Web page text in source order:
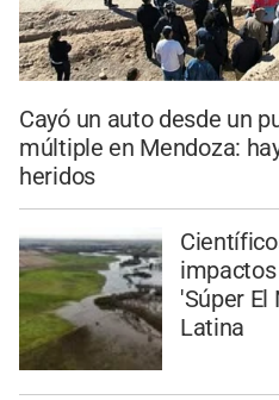
Cayó un auto desde un
múltiple en Mendoza:
heridos
'Súper El
Latina